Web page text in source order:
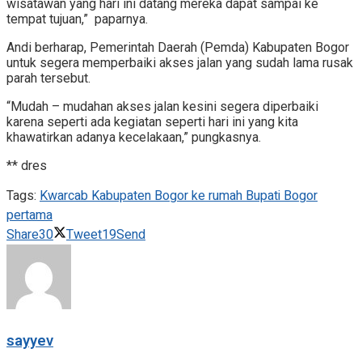
wisatawan yang hari ini datang mereka dapat sampai ke
tempat tujuan,” paparnya.
Andi berharap, Pemerintah Daerah (Pemda) Kabupaten Bogor
untuk segera memperbaiki akses jalan yang sudah lama rusak
parah tersebut.
“Mudah – mudahan akses jalan kesini segera diperbaiki
karena seperti ada kegiatan seperti hari ini yang kita
khawatirkan adanya kecelakaan,” pungkasnya.
** dres
Tags: Kwarcab Kabupaten Bogor ke rumah Bupati Bogor
pertama
Share30 Tweet19Send
sayyev